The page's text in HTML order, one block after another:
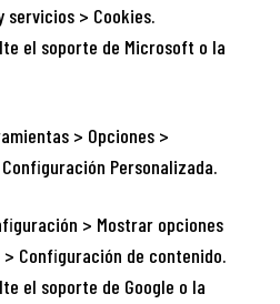
servicios > Cookies.
el soporte de Microsoft o la
> Opciones >
Personalizada.
> Mostrar opciones
Configuración de contenido.
el soporte de Google o la